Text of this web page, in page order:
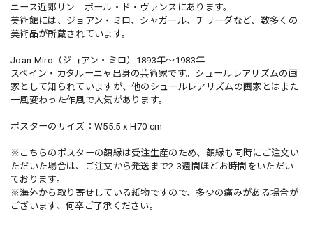
ニース近郊サン＝ポール・ド・ヴァンスにあります。
美術館には、ジョアン・ミロ、シャガール、チリーダなど、数多くの
美術品が所蔵されています。
Joan Miro（ジョアン・ミロ）1893年〜1983年
スペイン・カタルーニャ出身の芸術家です。シュールレアリズムの画
家として知られていますが、他のシュールレアリズムの画家とはまた
一風変わった作風で人気があります。
ポスターのサイズ：W55.5 x H70 cm
※こちらのポスターの額縁は受注生産のため、額縁も同時にご注文い
ただいた場合は、ご注文から発送まで2-3週間ほどお時間をいただい
ております。
※海外から取り寄せしている紙物ですので、多少の痛みがある場合が
ございます、何卒ご了承ください。